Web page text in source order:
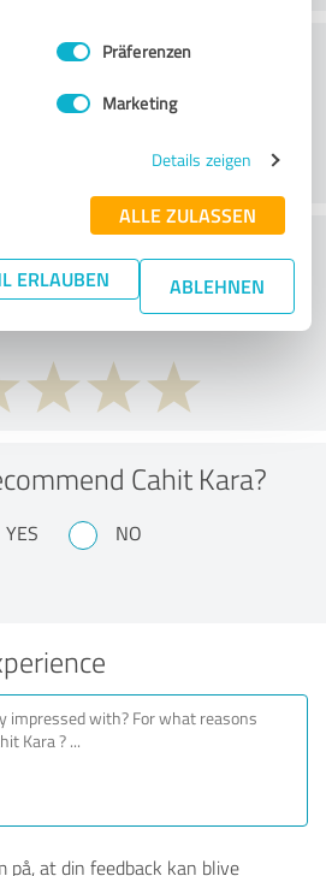
Präferenzen
Marketing
Details zeigen
ALLE ZULASSEN
ERLAUBEN ABLEHNEN
think of the price to
ratio?
Cahit Kara?
YES NO
at din feedback kan blive